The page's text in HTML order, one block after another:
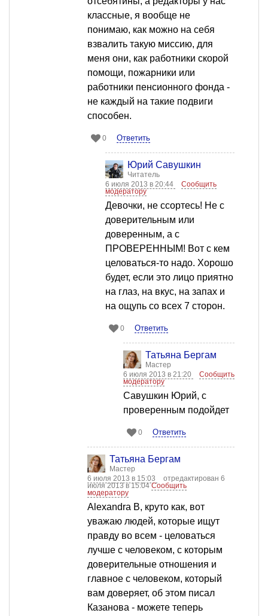
классные, я вообще не
понимаю, как можно на себя
взвалить такую миссию, для
меня они, как работники скорой
помощи, пожарники или
работники пенсионного фонда -
не каждый на такие подвиги
способен.
0 Ответить
Юрий Савушкин
Читатель
6 июля 2013 в 20:44
Сообщить
модератору
Девочки, не ссортесь! Не с
доверительным или
доверенным, а с
ПРОВЕРЕННЫМ! Вот с кем
целоваться-то надо. Хорошо
будет, если это лицо приятно
на глаз, на вкус, на запах и
на ощупь со всех 7 сторон.
0 Ответить
Татьяна Бергам
Мастер
6 июля 2013 в 21:20
Сообщить
модератору
Савушкин Юрий, с
проверенным подойдет
0 Ответить
Татьяна Бергам
Мастер
6 июля 2013 в 15:03
отредактирован 6
июля 2013 в 15:04Сообщить
модератору
Alexandra B, круто как, вот
уважаю людей, которые ищут
правду во всем - целоваться
лучше с человеком, с которым
доверительные отношения и
главное с человеком, который
вам доверяет, об этом писал
Казанова - можете теперь